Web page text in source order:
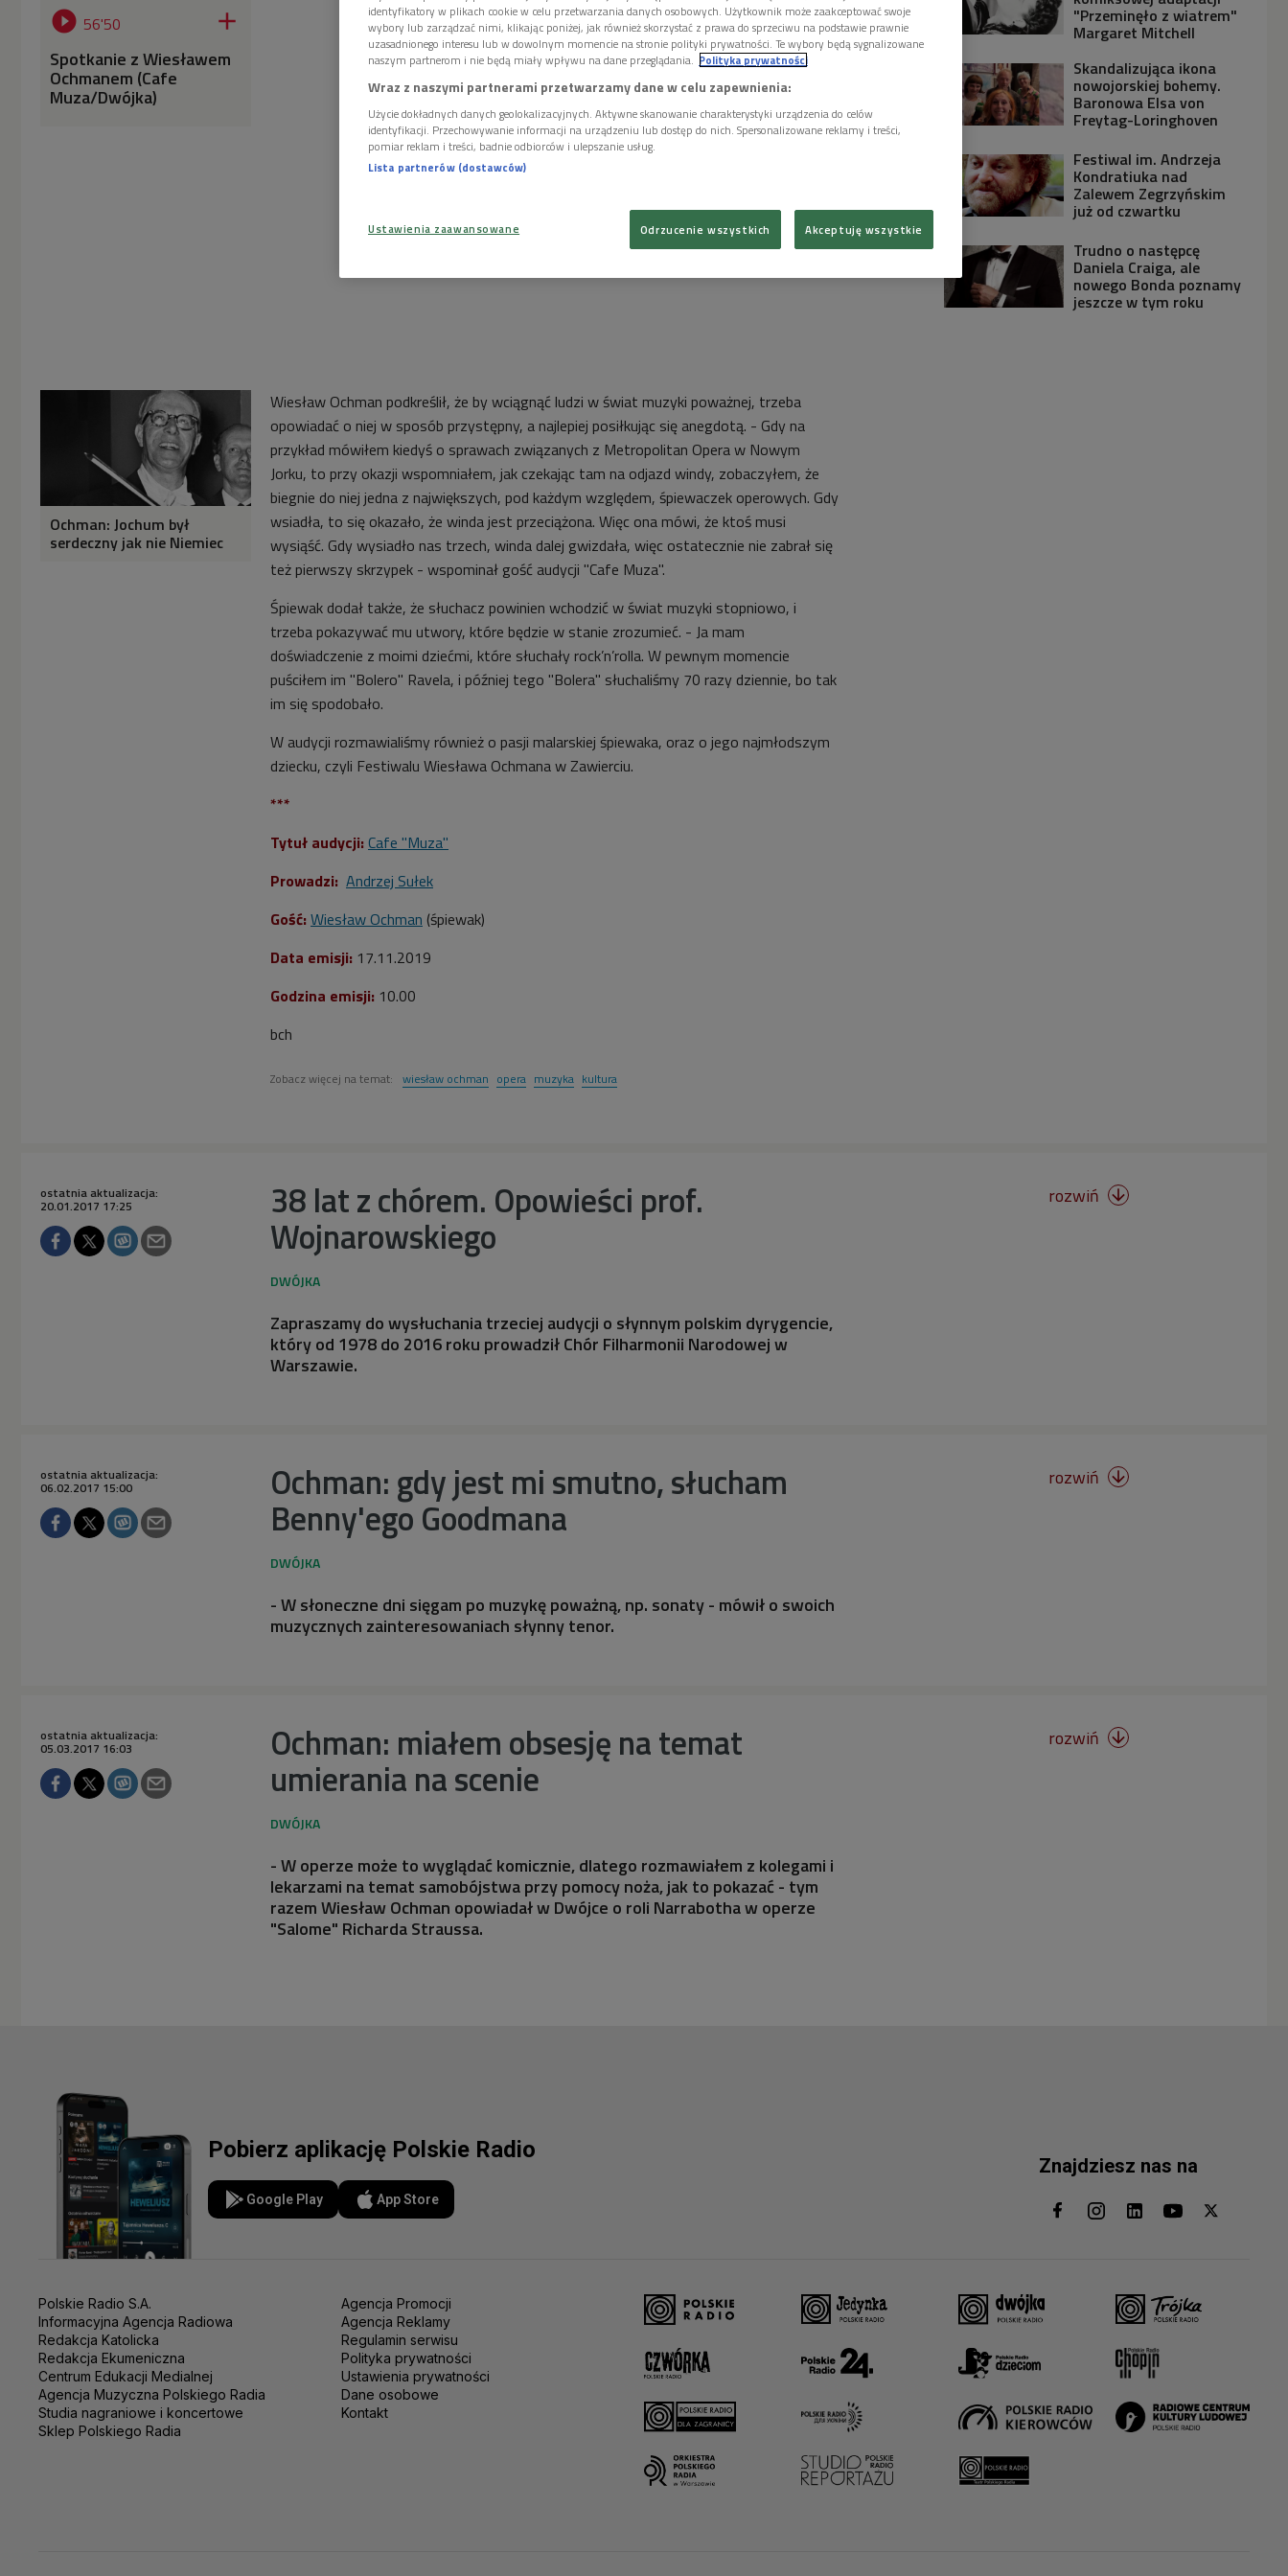
 56'50 
Spotkanie z Wiesławem
Ochmanem (Cafe
Muza/Dwójka)
Ochman: Jochum był
serdeczny jak nie Niemiec
Wiesław Ochman podkreślił, że by wciągnąć ludzi w świat muzyki poważnej, trzeba
opowiadać o niej w sposób przystępny, a najlepiej posiłkując się anegdotą. - Gdy na
przykład mówiłem kiedyś o sprawach związanych z Metropolitan Opera w Nowym
Jorku, to przy okazji wspomniałem, jak czekając tam na odjazd windy, zobaczyłem, że
biegnie do niej jedna z największych, pod każdym względem, śpiewaczek operowych. Gdy
wsiadła, to się okazało, że winda jest przeciążona. Więc ona mówi, że ktoś musi
wysiąść. Gdy wysiadło nas trzech, winda dalej gwizdała, więc ostatecznie nie zabrał się
też pierwszy skrzypek - wspominał gość audycji "Cafe Muza".
Śpiewak dodał także, że słuchacz powinien wchodzić w świat muzyki stopniowo, i
trzeba pokazywać mu utwory, które będzie w stanie zrozumieć. - Ja mam
doświadczenie z moimi dziećmi, które słuchały rock’n’rolla. W pewnym momencie
puściłem im "Bolero" Ravela, i później tego "Bolera" słuchaliśmy 70 razy dziennie, bo tak
im się spodobało.
W audycji rozmawialiśmy również o pasji malarskiej śpiewaka, oraz o jego najmłodszym
dziecku, czyli Festiwalu Wiesława Ochmana w Zawierciu.
***
Tytuł audycji: Cafe "Muza"
Prowadzi: Andrzej Sułek
Gość: Wiesław Ochman (śpiewak)
Data emisji: 17.11.2019
Godzina emisji: 10.00
bch
Zobacz więcej na temat: wiesław ochman opera muzyka kultura
"Przeminęło z wiatrem"
Margaret Mitchell
Skandalizująca ikona
nowojorskiej bohemy.
Baronowa Elsa von
Freytag-Loringhoven
Festiwal im. Andrzeja
Kondratiuka nad
Zalewem Zegrzyńskim
już od czwartku
Trudno o następcę
Daniela Craiga, ale
nowego Bonda poznamy
jeszcze w tym roku
38 lat z chórem. Opowieści prof.
Wojnarowskiego
ostatnia aktualizacja:
20.01.2017 17:25
Zapraszamy do wysłuchania trzeciej audycji o słynnym polskim dyrygencie,
który od 1978 do 2016 roku prowadził Chór Filharmonii Narodowej w
Warszawie.
rozwiń 
Ochman: gdy jest mi smutno, słucham
Benny'ego Goodmana
ostatnia aktualizacja:
06.02.2017 15:00
- W słoneczne dni sięgam po muzykę poważną, np. sonaty - mówił o swoich
muzycznych zainteresowaniach słynny tenor.
rozwiń 
Ochman: miałem obsesję na temat
umierania na scenie
ostatnia aktualizacja:
05.03.2017 16:03
- W operze może to wyglądać komicznie, dlatego rozmawiałem z kolegami i
lekarzami na temat samobójstwa przy pomocy noża, jak to pokazać - tym
razem Wiesław Ochman opowiadał w Dwójce o roli Narrabotha w operze
"Salome" Richarda Straussa.
rozwiń 
Pobierz aplikację Polskie Radio
Google Play App Store
Znajdziesz nas na
Polskie Radio S.A.
Informacyjna Agencja Radiowa
Redakcja Katolicka
Redakcja Ekumeniczna
Centrum Edukacji Medialnej
Agencja Muzyczna Polskiego Radia
Studia nagraniowe i koncertowe
Sklep Polskiego Radia
Agencja Promocji
Agencja Reklamy
Regulamin serwisu
Polityka prywatności
Ustawienia prywatności
Dane osobowe
Kontakt
identyfikatory w plikach cookie w celu przetwarzania danych osobowych. Użytkownik może zaakceptować swoje
wybory lub zarządzać nimi, klikając poniżej, jak również skorzystać z prawa do sprzeciwu na podstawie prawnie
uzasadnionego interesu lub w dowolnym momencie na stronie polityki prywatności. Te wybory będą sygnalizowane
naszym partnerom i nie będą miały wpływu na dane przeglądania. Polityka prywatności
Wraz z naszymi partnerami przetwarzamy dane w celu zapewnienia:
Użycie dokładnych danych geolokalizacyjnych. Aktywne skanowanie charakterystyki urządzenia do celów
identyfikacji. Przechowywanie informacji na urządzeniu lub dostęp do nich. Spersonalizowane reklamy i treści,
pomiar reklam i treści, badnie odbiorców i ulepszanie usług.
Lista partnerów (dostawców)
Ustawienia zaawansowane Odrzucenie wszystkich Akceptuję wszystkie